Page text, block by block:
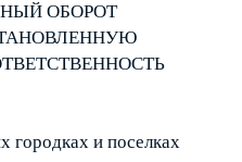
ОБОРОТ
и поселках